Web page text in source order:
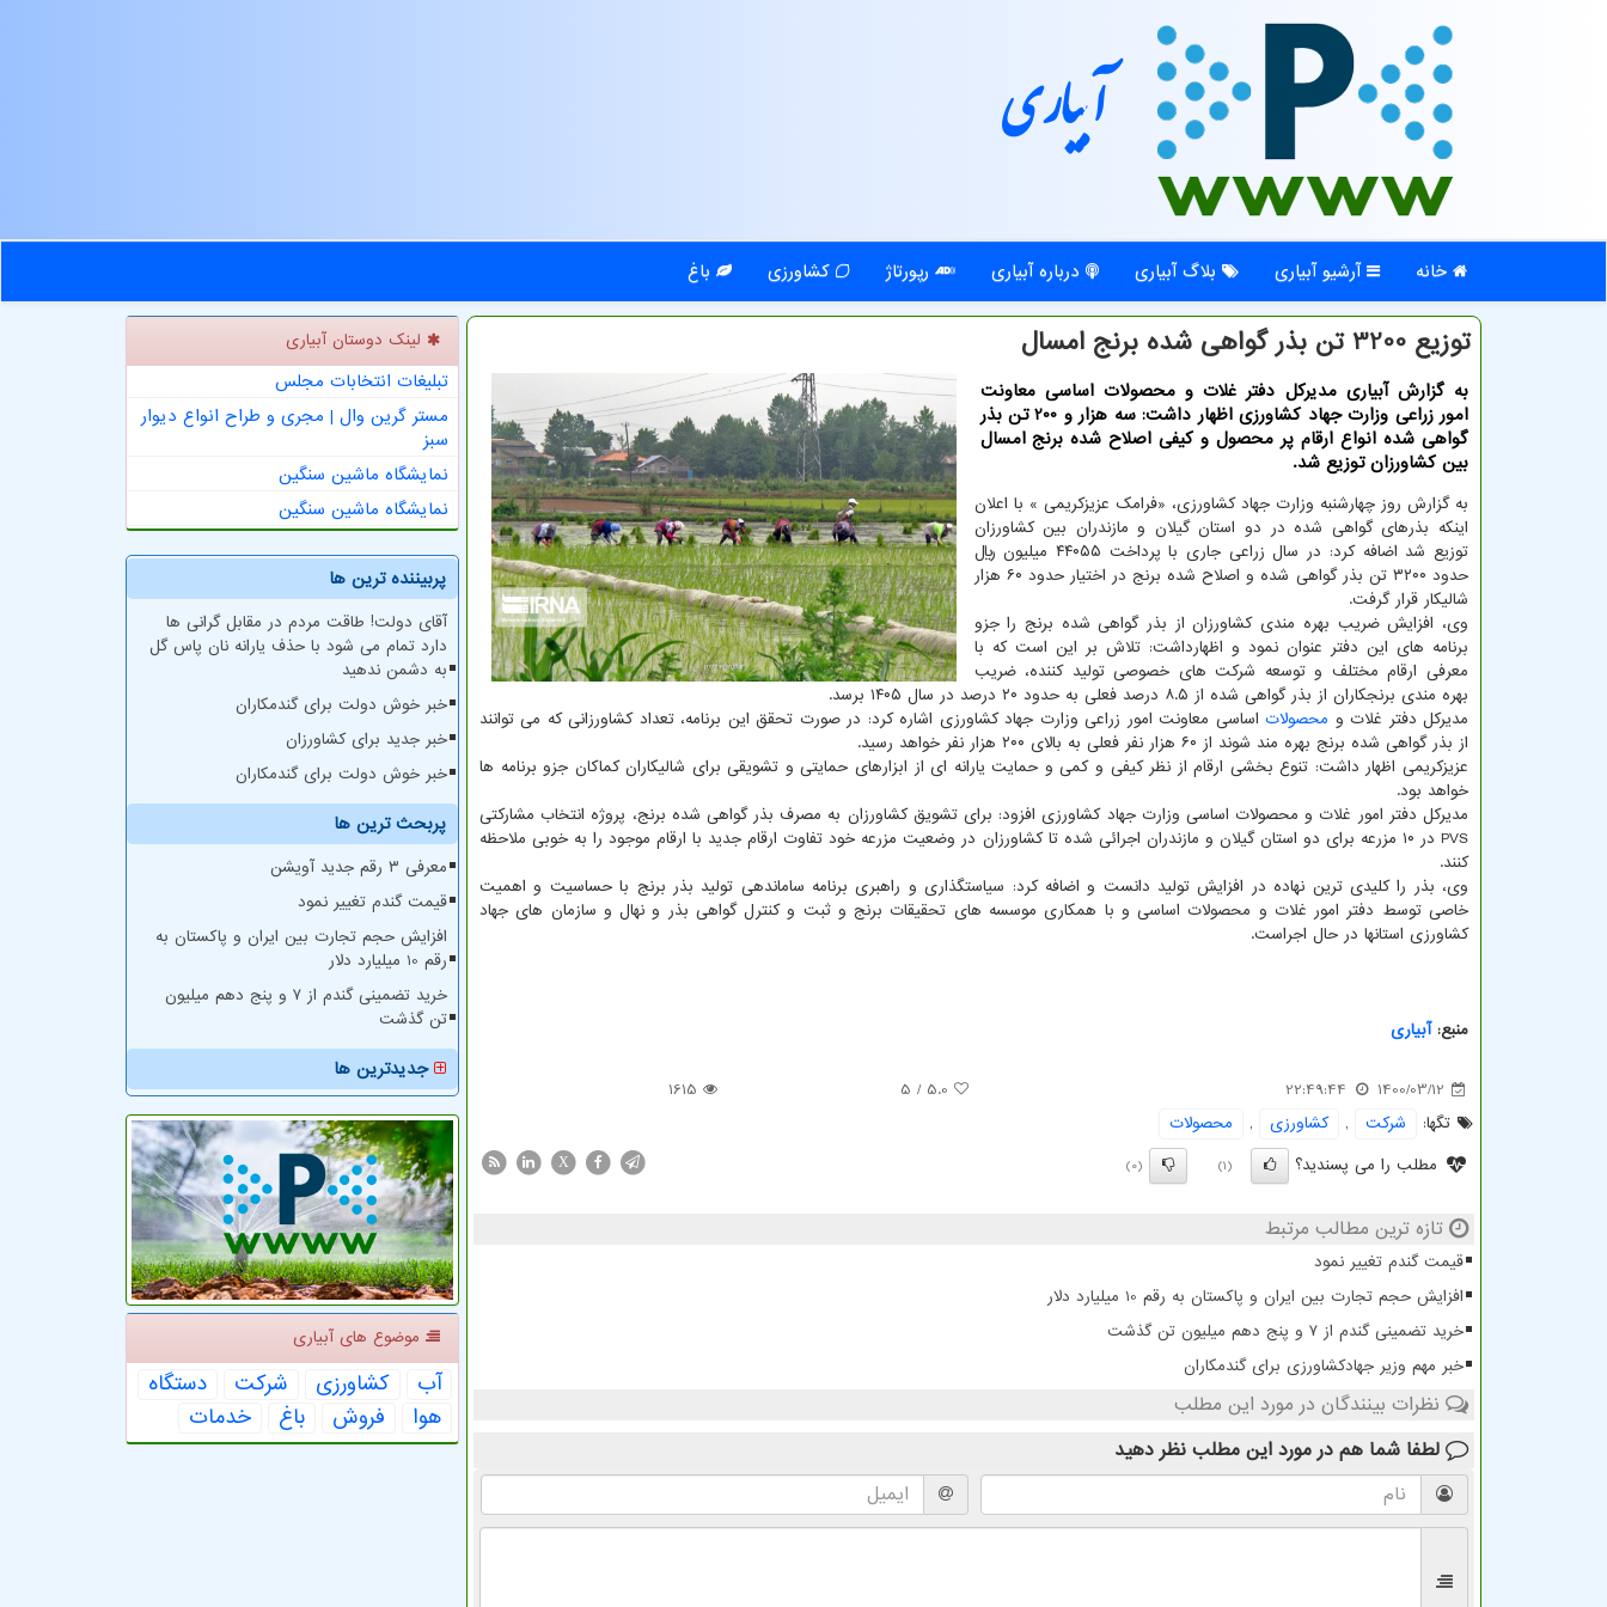
آبیاری
خانه آرشیو آبیاری بلاگ آبیاری درباره آبیاری رپورتاژ کشاورزی باغ
توزیع 3200 تن بذر گواهی شده برنج امسال
به گزارش آبیاری مدیرکل دفتر غلات و محصولات اساسی معاونت
امور زراعی وزارت جهاد کشاورزی اظهار داشت: سه هزار و 200 تن بذر
گواهی شده انواع ارقام پر محصول و کیفی اصلاح شده برنج امسال
بین کشاورزان توزیع شد.
به گزارش روز چهارشنبه وزارت جهاد کشاورزی، «فرامک عزیزکریمی » با اعلان
اینکه بذرهای گواهی شده در دو استان گیلان و مازندران بین کشاورزان
توزیع شد اضافه کرد: در سال زراعی جاری با پرداخت ۴۴۰۵۵ میلیون ریال
حدود ۳۲۰۰ تن بذر گواهی شده و اصلاح شده برنج در اختیار حدود ۶۰ هزار
شالیکار قرار گرفت.
وی، افزایش ضریب بهره مندی کشاورزان از بذر گواهی شده برنج را جزو
برنامه های این دفتر عنوان نمود و اظهارداشت: تلاش بر این است که با
معرفی ارقام مختلف و توسعه شرکت های خصوصی تولید کننده، ضریب
بهره مندی برنجکاران از بذر گواهی شده از ۸.۵ درصد فعلی به حدود ۲۰ درصد در سال ۱۴۰۵ برسد.
مدیرکل دفتر غلات و محصولات اساسی معاونت امور زراعی وزارت جهاد کشاورزی اشاره کرد: در صورت تحقق این برنامه، تعداد کشاورزانی که می توانند
از بذر گواهی شده برنج بهره مند شوند از ۶۰ هزار نفر فعلی به بالای ۲۰۰ هزار نفر خواهد رسید.
عزیزکریمی اظهار داشت: تنوع بخشی ارقام از نظر کیفی و کمی و حمایت یارانه ای از ابزارهای حمایتی و تشویقی برای شالیکاران کماکان جزو برنامه ها
خواهد بود.
مدیرکل دفتر امور غلات و محصولات اساسی وزارت جهاد کشاورزی افزود: برای تشویق کشاورزان به مصرف بذر گواهی شده برنج، پروژه انتخاب مشارکتی
PVS در ۱۰ مزرعه برای دو استان گیلان و مازندران اجرائی شده تا کشاورزان در وضعیت مزرعه خود تفاوت ارقام جدید با ارقام موجود را به خوبی ملاحظه
کنند.
وی، بذر را کلیدی ترین نهاده در افزایش تولید دانست و اضافه کرد: سیاستگذاری و راهبری برنامه ساماندهی تولید بذر برنج با حساسیت و اهمیت
خاصی توسط دفتر امور غلات و محصولات اساسی و با همکاری موسسه های تحقیقات برنج و ثبت و کنترل گواهی بذر و نهال و سازمان های جهاد
کشاورزی استانها در حال اجراست.
منبع:آبیاری
1400/03/12
22:49:44
5.0
/ 5
1615
تگها:
شركت , كشاورزی ,
محصولات
مطلب را می پسندید؟
(1)
(0)
X
تازه ترین مطالب مرتبط
قیمت گندم تغییر نمود
افزایش حجم تجارت بین ایران و پاکستان به رقم 10 میلیارد دلار
خرید تضمینی گندم از ۷ و پنج دهم میلیون تن گذشت
خبر مهم وزیر جهادکشاورزی برای گندمکاران
نظرات بینندگان در مورد این مطلب
لطفا شما هم در مورد این مطلب نظر دهید
لینک دوستان آبیاری
تبلیغات انتخابات مجلس
مستر گرین وال | مجری و طراح انواع دیوار
سبز
نمایشگاه ماشین سنگین
نمایشگاه ماشین سنگین
پربیننده ترین ها
آقای دولت! طاقت مردم در مقابل گرانی ها
دارد تمام می شود با حذف یارانه نان پاس گل
به دشمن ندهید
خبر خوش دولت برای گندمکاران
خبر جدید برای کشاورزان
خبر خوش دولت برای گندمکاران
پربحث ترین ها
معرفی ۳ رقم جدید آویشن
قیمت گندم تغییر نمود
افزایش حجم تجارت بین ایران و پاکستان به
رقم 10 میلیارد دلار
خرید تضمینی گندم از ۷ و پنج دهم میلیون
تن گذشت
جدیدترین ها
موضوع های آبیاری
آب كشاورزی شركت
دستگاه
هوا
فروش باغ خدمات